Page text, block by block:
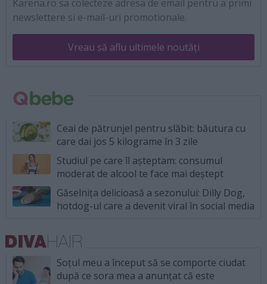
Karena.ro sa colecteze adresa de email pentru a primi
newslettere si e-mail-uri promotionale.
Vreau să aflu ultimele noutăți
Ceai de pătrunjel pentru slăbit: băutura cu
care dai jos 5 kilograme în 3 zile
Studiul pe care îl așteptam: consumul
moderat de alcool te face mai deștept
Găselnița delicioasă a sezonului: Dilly Dog,
hotdog-ul care a devenit viral în social media
Soțul meu a început să se comporte ciudat
după ce sora mea a anunțat că este